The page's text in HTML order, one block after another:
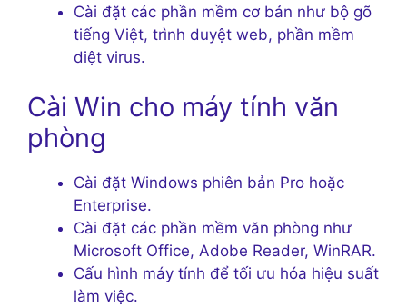
Cài đặt các phần mềm cơ bản như bộ gõ
tiếng Việt, trình duyệt web, phần mềm
diệt virus.
Cài Win cho máy tính văn
phòng
Cài đặt Windows phiên bản Pro hoặc
Enterprise.
Cài đặt các phần mềm văn phòng như
Microsoft Office, Adobe Reader, WinRAR.
Cấu hình máy tính để tối ưu hóa hiệu suất
làm việc.